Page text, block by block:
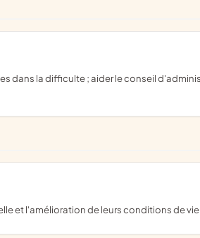
et l'amélioration de leurs conditions de vie